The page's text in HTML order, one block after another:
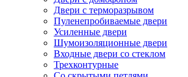
Двери с терморазрывом
Пуленепробиваемые двери
Усиленные двери
Шумоизоляционные двери
Входные двери со стеклом
Трехконтурные